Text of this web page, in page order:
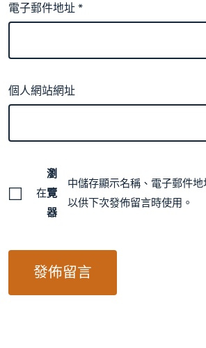
電子郵件地址*
個人網站網址
在
瀏
覽
器
中儲存顯示名稱、電子郵件地
以供下次發佈留言時使用。